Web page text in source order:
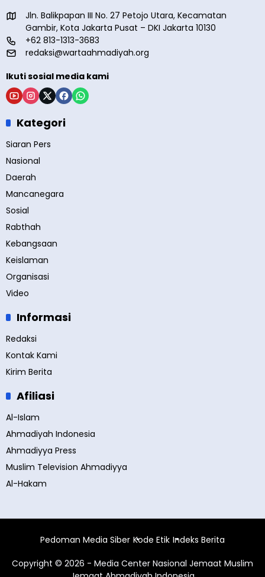
Jln. Balikpapan III No. 27 Petojo Utara, Kecamatan
Gambir, Kota Jakarta Pusat – DKI Jakarta 10130
+62 813-1313-3683
redaksi@wartaahmadiyah.org
Ikuti sosial media kami
Kategori
Siaran Pers
Nasional
Daerah
Mancanegara
Sosial
Rabthah
Kebangsaan
Keislaman
Organisasi
Video
Informasi
Redaksi
Kontak Kami
Kirim Berita
Afiliasi
Al-Islam
Ahmadiyah Indonesia
Ahmadiyya Press
Muslim Television Ahmadiyya
Al-Hakam
Pedoman Media Siber Kode Etik Indeks Berita
Copyright © 2026 - Media Center Nasional Jemaat Muslim